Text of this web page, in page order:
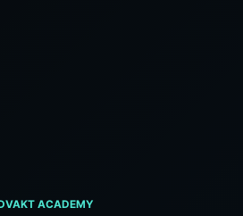
ACADEMY